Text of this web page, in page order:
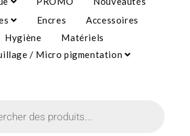
Encres
Accessoires
Hygiène
Matériels
/ Micro pigmentation